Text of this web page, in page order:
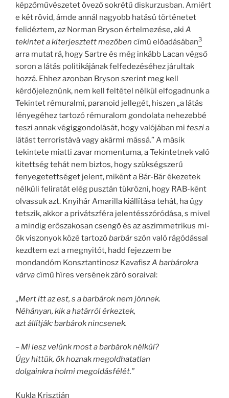
képzőművészetet övező sokrétű diskurzusban. Amiért
e két rövid, ámde annál nagyobb hatású történetet
felidéztem, az Norman Bryson értelmezése, aki A
tekintet a kiterjesztett mezőben című előadásában3
arra mutat rá, hogy Sartre és még inkább Lacan végső
soron a látás politikájának felfedezéséhez járultak
hozzá. Ehhez azonban Bryson szerint meg kell
kérdőjeleznünk, nem kell feltétel nélkül elfogadnunk a
Tekintet rémuralmi, paranoid jellegét, hiszen „a látás
lényegéhez tartozó rémuralom gondolata nehezebbé
teszi annak végiggondolását, hogy valójában mi teszia
látást terroristává vagy akármi mássá.” A másik
tekintete miatti zavar momentuma, a Tekintetnek való
kitettség tehát nem biztos, hogy szükségszerű
fenyegetettséget jelent, miként a Bár-Bár ékezetek
nélküli feliratát elég pusztán tükrözni, hogy RAB-ként
olvassuk azt. Knyihár Amarilla kiállítása tehát, ha úgy
tetszik, akkor a privátszféra jelentésszóródása, s mivel
a mindig erőszakosan csengő és az aszimmetrikus mi-
ők viszonyok közé tartozóbarbárszón való rágódással
kezdtem ezt a megnyitót, hadd fejezzem be
mondandóm Konsztantinosz KavafiszA barbárokra
várvacímű híres versének záró soraival:
„Mert itt az est, s a barbárok nem jönnek.
Néhányan, kik a határról érkeztek,
azt állítják: barbárok nincsenek.
– Mi lesz velünk most a barbárok nélkül?
Úgy hittük, ők hoznak megoldhatatlan
dolgainkra holmi megoldásfélét.”
Kukla Krisztián